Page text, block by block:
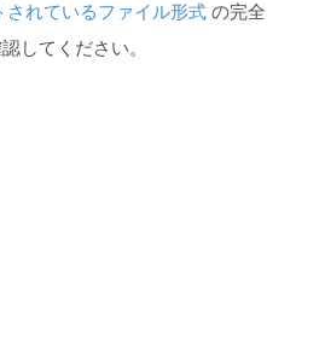
されているファイル形式 の完全
してください。